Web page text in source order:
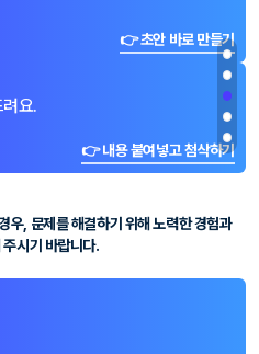
👉 초안 바로 만들기
요.
👉 내용 붙여넣고 첨삭하기
우, 문제를 해결하기 위해 노력한 경험과
주시기 바랍니다.